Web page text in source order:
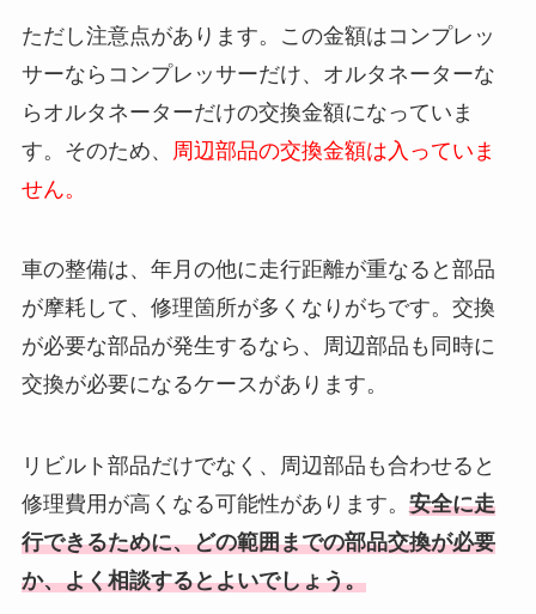
ただし注意点があります。この金額はコンプレッ
サーならコンプレッサーだけ、オルタネーターな
らオルタネーターだけの交換金額になっていま
す。そのため、
周辺部品の交換金額は入っていま
せん。
車の整備は、年月の他に走行距離が重なると部品
が摩耗して、修理箇所が多くなりがちです。交換
が必要な部品が発生するなら、周辺部品も同時に
交換が必要になるケースがあります。
リビルト部品だけでなく、周辺部品も合わせると
修理費用が高くなる可能性があります。 安全に走
行できるために、どの範囲までの部品交換が必要
か、よく相談するとよいでしょう。